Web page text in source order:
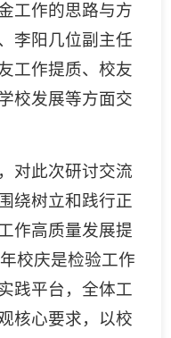
工作的思路与方
李阳几位副主任
工作提质、校友
校发展等方面交
对此次研讨交流
绕树立和践行正
作高质量发展提
校庆是检验工作
践平台，全体工
核心要求，以校